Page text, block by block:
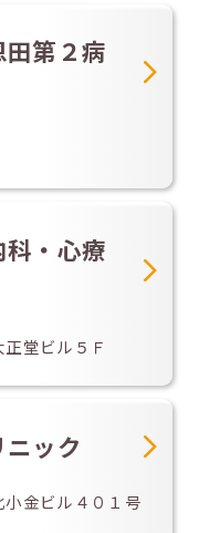
第２病
・心療
堂ビル５Ｆ
ック
金ビル４０１号